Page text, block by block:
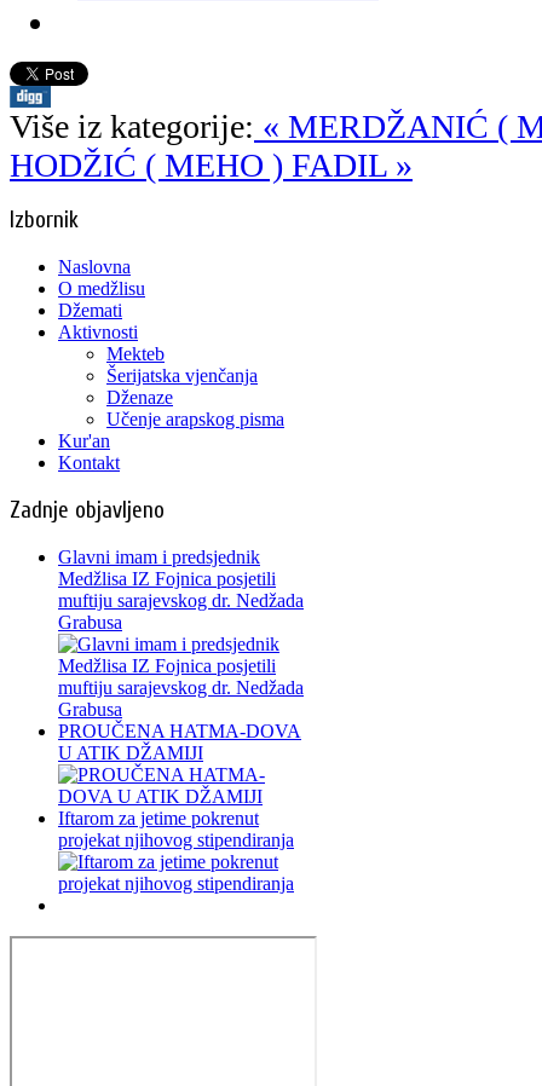
Više iz kategorije: « MERDŽANIĆ (
HODŽIĆ ( MEHO ) FADIL »
Izbornik
Naslovna
O medžlisu
Džemati
Aktivnosti
Mekteb
Šerijatska vjenčanja
Dženaze
Učenje arapskog pisma
Kur'an
Kontakt
Zadnje objavljeno
Glavni imam i predsjednik
Medžlisa IZ Fojnica posjetili
muftiju sarajevskog dr. Nedžada
Grabusa
PROUČENA HATMA-DOVA
U ATIK DŽAMIJI
Iftarom za jetime pokrenut
projekat njihovog stipendiranja